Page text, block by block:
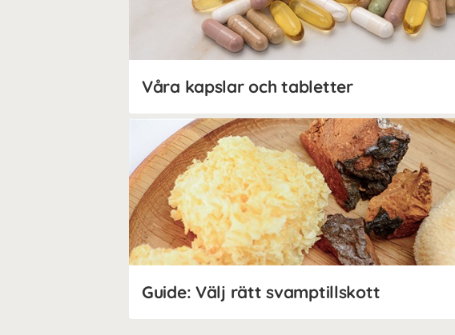
Våra kapslar och tabletter
Guide: Välj rätt svamptillskott